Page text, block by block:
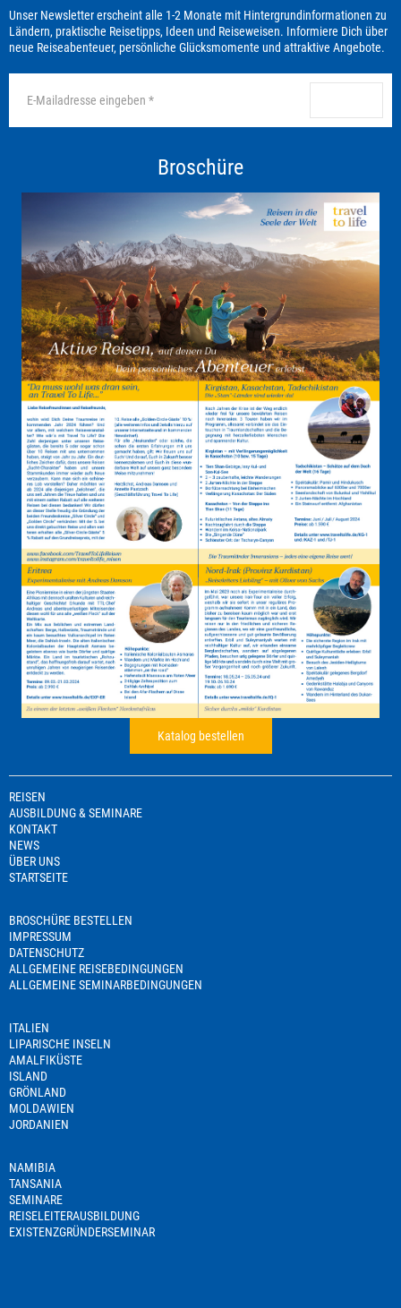
Unser Newsletter erscheint alle 1-2 Monate mit Hintergrundinformationen zu
Ländern, praktische Reisetipps, Ideen und Reiseweisen. Informiere Dich über
neue Reiseabenteuer, persönliche Glücksmomente und attraktive Angebote.
Broschüre
Katalog bestellen
REISEN
AUSBILDUNG & SEMINARE
KONTAKT
NEWS
ÜBER UNS
STARTSEITE
BROSCHÜRE BESTELLEN
IMPRESSUM
DATENSCHUTZ
ALLGEMEINE REISEBEDINGUNGEN
ALLGEMEINE SEMINARBEDINGUNGEN
ITALIEN
LIPARISCHE INSELN
AMALFIKÜSTE
ISLAND
GRÖNLAND
MOLDAWIEN
JORDANIEN
NAMIBIA
TANSANIA
SEMINARE
REISELEITERAUSBILDUNG
EXISTENZGRÜNDERSEMINAR